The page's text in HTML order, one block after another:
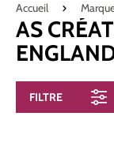
Accueil
AS
FILTRE